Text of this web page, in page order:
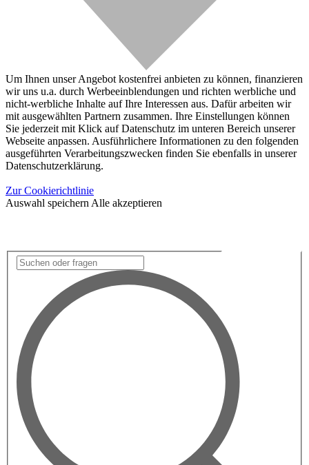
Um Ihnen unser Angebot kostenfrei anbieten zu können, finanzieren
wir uns u.a. durch Werbeeinblendungen und richten werbliche und
nicht-werbliche Inhalte auf Ihre Interessen aus. Dafür arbeiten wir
mit ausgewählten Partnern zusammen. Ihre Einstellungen können
Sie jederzeit mit Klick auf Datenschutz im unteren Bereich unserer
Webseite anpassen. Ausführlichere Informationen zu den folgenden
ausgeführten Verarbeitungszwecken finden Sie ebenfalls in unserer
Datenschutzerklärung.
Zur Cookierichtlinie
Auswahl speichern Alle akzeptieren